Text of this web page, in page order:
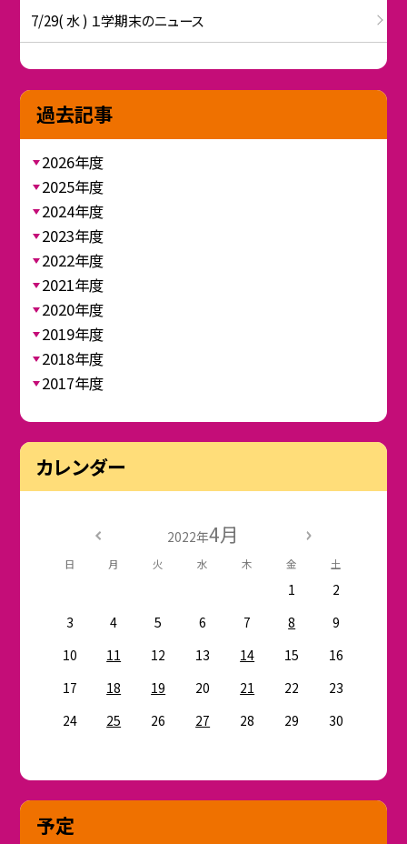
7/29( 水 ) １学期末のニュース
過去記事
2026年度
2025年度
2024年度
2023年度
2022年度
2021年度
2020年度
2019年度
2018年度
2017年度
カレンダー
2022年4月
日 月 火 水 木 金 土
1
2
3
4 5 6 7 8
9
10
11 12 13 14 15
16
17
18 19 20 21 22
23
24
25 26 27 28 29 30
予定